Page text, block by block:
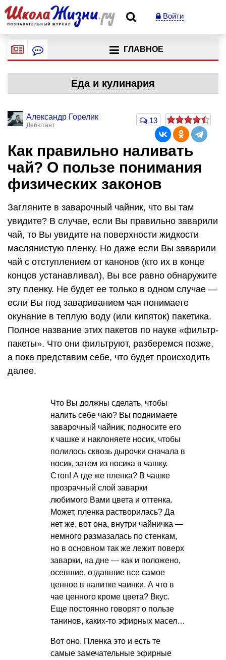
Войти
ГЛАВНОЕ
Еда и кулинария
Александр Горелик
Дебютант
13
Как правильно наливать
чай? О пользе понимания
физических законов
Загляните в заварочный чайник, что вы там
увидите? В случае, если Вы правильно заварили
чай, то Вы увидите на поверхности жидкости
маслянистую пленку. Но даже если Вы заварили
чай с отступлением от канонов (кто их в конце
концов устанавливал), Вы все равно обнаружите
эту пленку. Не будет ее только в одном случае —
если Вы под завариванием чая понимаете
окунание в теплую воду (или кипяток) пакетика.
Полное название этих пакетов по науке «фильтр-
пакеты». Что они фильтруют, разберемся позже,
а пока представим себе, что будет происходить
далее.
Что Вы должны сделать, чтобы
налить себе чаю? Вы поднимаете
заварочный чайник, подносите его
к чашке и наклоняете носик, чтобы
полилось сквозь дырочки сначала в
носик, затем из носика в чашку.
Стоп! А где же пленка? В чашке
прозрачный слой заварки
любимого Вами цвета и оттенка.
Может, пленка растворилась? Да
нет же, вот она, внутри чайничка —
немного размазалась по стенкам,
но в основном так же лежит поверх
заварки, на дне — как и положено,
осевшие, отдавшие все самое
ценное в напитке чаинки. А что в
чае ценного кроме цвета? Вкус.
Еще постоянно говорят о пользе
танинов, каких-то эфирных масел…
Вот оно. Пленка это и есть те
самые замечательные эфирные